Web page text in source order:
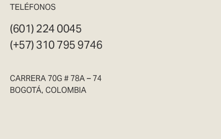
TELÉFONOS
(601) 224 0045
(+57) 310 795 9746
CARRERA 70G # 78A – 74
BOGOTÁ, COLOMBIA